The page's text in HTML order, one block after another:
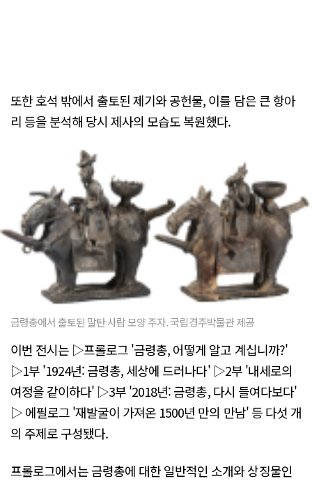
또한 호석 밖에서 출토된 제기와 공헌물, 이를 담은 큰 항아
리 등을 분석해 당시 제사의 모습도 복원했다.
금령총에서 출토된 말탄 사람 모양 주자. 국립경주박물관 제공
이번 전시는 ▷프롤로그 '금령총, 어떻게 알고 계십니까?'
▷1부 '1924년: 금령총, 세상에 드러나다' ▷2부 '내세로의
여정을 같이하다' ▷3부 '2018년: 금령총, 다시 들여다보다'
▷ 에필로그 '재발굴이 가져온 1500년 만의 만남' 등 다섯 개
의 주제로 구성됐다.
프롤로그에서는 금령총에 대한 일반적인 소개와 상징물인